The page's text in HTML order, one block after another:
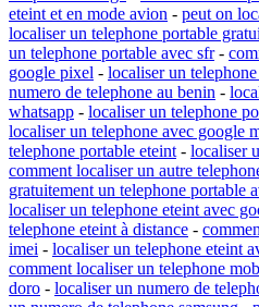
eteint et en mode avion - peut on
localiser un telephone portable
un telephone portable avec sfr-
google pixel - localiser un
numero de telephone au benin -
whatsapp - localiser un telephone
localiser un telephone avec google
telephone portable eteint - localiser
comment localiser un autre
gratuitement un telephone portable
localiser un telephone eteint avec
telephone eteint à distance -
imei - localiser un telephone eteint
comment localiser un telephone
doro - localiser un numero de